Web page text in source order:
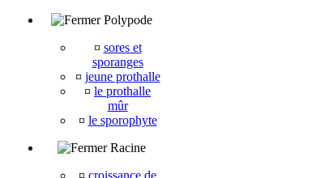
Polypode
¤ sores et
sporanges
¤ jeune prothalle
¤ le prothalle
mûr
¤ le sporophyte
Racine
¤ croissance de